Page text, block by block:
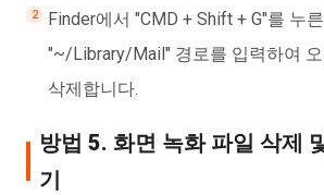
Finder에서 "CMD + Shift + G"를 누
"~/Library/Mail" 경로를 입력하여
삭제합니다.
방법 5. 화면 녹화 파일 삭제
기